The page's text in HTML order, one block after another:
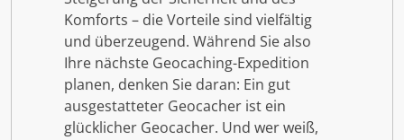
Komforts – die Vorteile sind vielfältig
und überzeugend. Während Sie also
Ihre nächste Geocaching-Expedition
planen, denken Sie daran: Ein gut
ausgestatteter Geocacher ist ein
glücklicher Geocacher. Und wer weiß,